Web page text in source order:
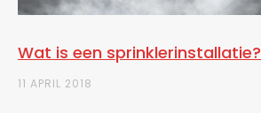
Wat is een sprinklerinstallatie?
11 APRIL 2018